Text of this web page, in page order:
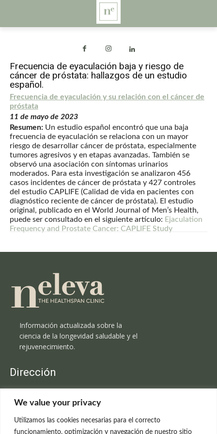
We value your privacy
Utilizamos las cookies necesarias para el correcto
funcionamiento, optimización y navegación de nuestro sitio
Frecuencia de eyaculación baja y riesgo de
cáncer de próstata: hallazgos de un estudio
español.
Frecuencia de eyaculación y su relación con el cáncer de
próstata
11 de mayo de 2023
Resumen: Un estudio español encontró que una baja
frecuencia de eyaculación se relaciona con un mayor
riesgo de desarrollar cáncer de próstata, especialmente
tumores agresivos y en etapas avanzadas. También se
observó una asociación con síntomas urinarios
moderados. Para esta investigación se analizaron 456
casos incidentes de cáncer de próstata y 427 controles
del estudio CAPLIFE (Calidad de vida en pacientes con
diagnóstico reciente de cáncer de próstata). El estudio
original, publicado en el World Journal of Men’s Health,
puede ser consultado en el siguiente artículo: Ejaculation
Frequency and Prostate Cancer: CAPLIFE Study
Información actualizada sobre la
ciencia de la longevidad saludable y el
rejuvenecimiento.
Dirección
C/Claudio Coello, 19 - 1º
699 595 619